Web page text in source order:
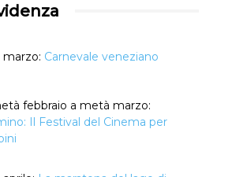
marzo: Carnevale veneziano
febbraio a metà marzo:
Il Festival del Cinema per